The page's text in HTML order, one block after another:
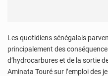
Les quotidiens sénégalais
principalement des
d’hydrocarbures et de la sortie
Aminata Touré sur l’emploi des